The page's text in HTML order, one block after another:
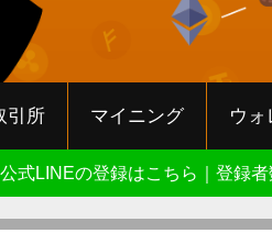
引所 マイニング ウォ
公式LINEの登録はこちら｜登録者